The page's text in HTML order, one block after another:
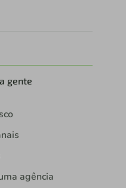
gente
agência